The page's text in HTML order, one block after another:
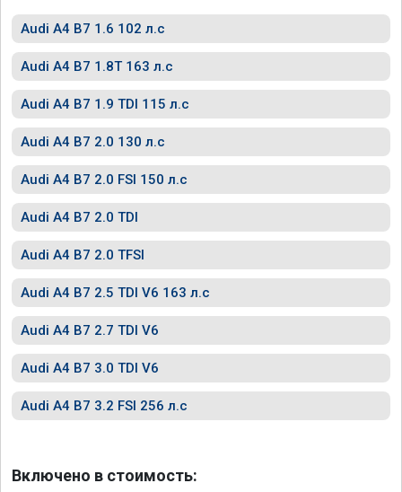
Audi A4 B7 1.6 102 л.с
Audi A4 B7 1.8T 163 л.с
Audi A4 B7 1.9 TDI 115 л.с
Audi A4 B7 2.0 130 л.с
Audi A4 B7 2.0 FSI 150 л.с
Audi A4 B7 2.0 TDI
Audi A4 B7 2.0 TFSI
Audi A4 B7 2.5 TDI V6 163 л.с
Audi A4 B7 2.7 TDI V6
Audi A4 B7 3.0 TDI V6
Audi A4 B7 3.2 FSI 256 л.с
Включено в стоимость: